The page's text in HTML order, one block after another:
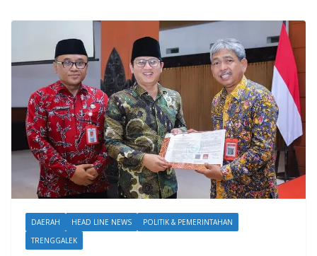
DAERAH HEAD LINE NEWS
POLITIK & PEMERINTAHAN
TRENGGALEK